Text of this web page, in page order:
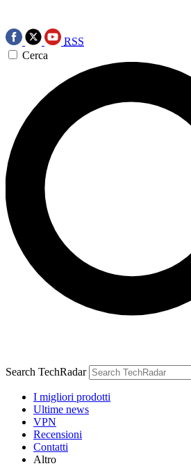
RSS
Cerca
Search TechRadar
I migliori prodotti
Ultime news
VPN
Recensioni
Contatti
Altro